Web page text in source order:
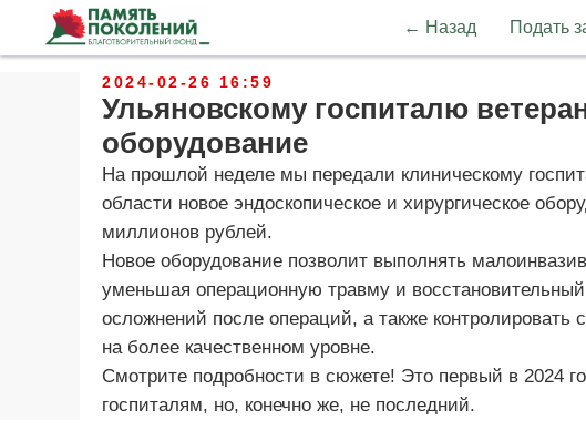
← Назад Подать
2024-02-26 16:59
Ульяновскому госпиталю
оборудование
На прошлой неделе мы передали клиническому
области новое эндоскопическое и хирургическое
миллионов рублей.
Новое оборудование позволит выполнять
уменьшая операционную травму и
осложнений после операций, а также контролировать
на более качественном уровне.
Смотрите подробности в сюжете! Это первый в 2024
госпиталям, но, конечно же, не последний.